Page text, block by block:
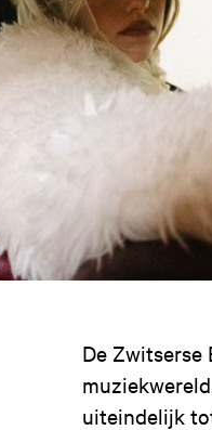
De Zwitserse
uiteindelijk